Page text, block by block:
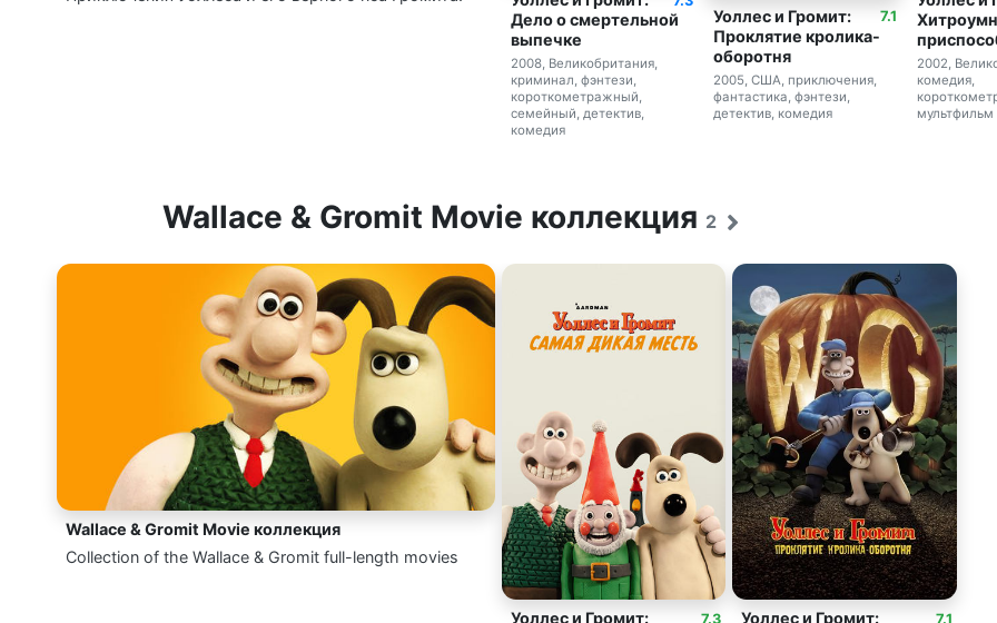
Дело о смертельной
выпечке
2008, Великобритания,
криминал, фэнтези,
короткометражный,
семейный, детектив,
комедия
7.1
Уоллес и Громит:
Проклятие кролика-
оборотня
2005, США, приключения,
фантастика, фэнтези,
детектив, комедия
2002,
комедия,
мультфильм
Wallace & Gromit Movie коллекция 2
Wallace & Gromit Movie коллекция
Collection of the Wallace & Gromit full-length movies
7.3
Уоллес и Громит:
7.1
Уоллес и Громит: